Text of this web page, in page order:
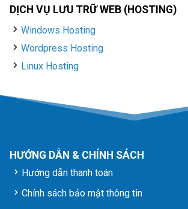
DỊCH VỤ LƯU TRỮ WEB (HOSTING)
Windows Hosting
Wordpress Hosting
Linux Hosting
HƯỚNG DẪN & CHÍNH SÁCH
Hướng dẫn thanh toán
Chính sách bảo mật thông tin